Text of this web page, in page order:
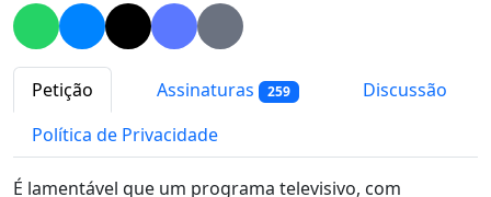
Petição Assinaturas 259
Discussão
Política de Privacidade
É lamentável que um programa televisivo, com